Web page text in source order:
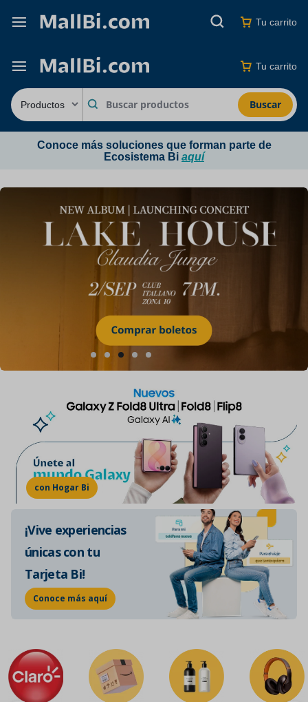
Tu carrito
Buscar
Tu carrito
Conoce más soluciones que forman parte de
Ecosistema Bi aquí
con Hogar Bi
¡Vive experiencias
únicas con tu
Tarjeta Bi!
Conoce más aquí